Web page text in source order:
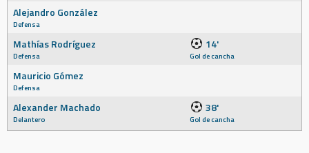
Alejandro González
Defensa
Mathías Rodríguez
Defensa
14'
Gol de cancha
Mauricio Gómez
Defensa
Alexander Machado
Delantero
38'
Gol de cancha